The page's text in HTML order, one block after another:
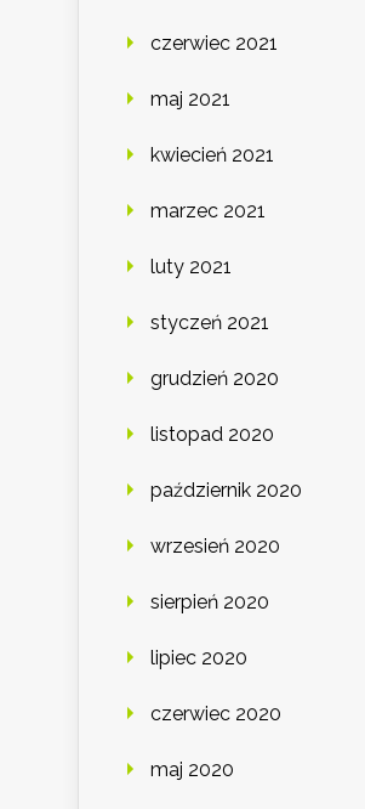
czerwiec 2021
maj 2021
kwiecień 2021
marzec 2021
luty 2021
styczeń 2021
grudzień 2020
listopad 2020
październik 2020
wrzesień 2020
sierpień 2020
lipiec 2020
czerwiec 2020
maj 2020